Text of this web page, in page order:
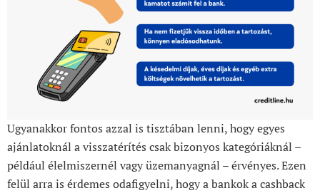
Ugyanakkor fontos azzal is tisztában lenni, hogy egyes
ajánlatoknál a visszatérítés csak bizonyos kategóriáknál –
például élelmiszernél vagy üzemanyagnál – érvényes. Ezen
felül arra is érdemes odafigyelni, hogy a bankok a cashback